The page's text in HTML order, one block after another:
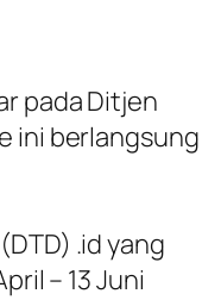
pada Ditjen
ini berlangsung
.id yang
– 13 Juni